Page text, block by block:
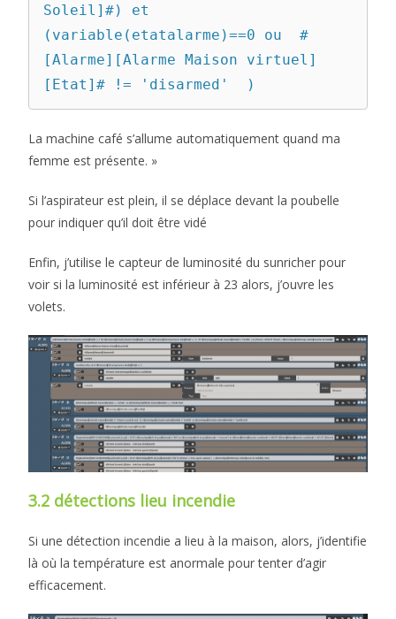
Soleil]#) et
(variable(etatalarme)==0 ou  #
[Alarme][Alarme Maison virtuel]
[Etat]# != 'disarmed'  )
La machine café s’allume automatiquement quand ma
femme est présente. »
Si l’aspirateur est plein, il se déplace devant la poubelle
pour indiquer qu’il doit être vidé
Enfin, j’utilise le capteur de luminosité du sunricher pour
voir si la luminosité est inférieur à 23 alors, j’ouvre les
volets.
3.2 détections lieu incendie
Si une détection incendie a lieu à la maison, alors, j’identifie
là où la température est anormale pour tenter d’agir
efficacement.